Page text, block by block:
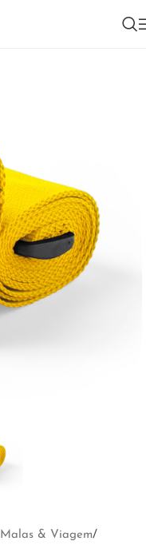
Malas & Viagem/